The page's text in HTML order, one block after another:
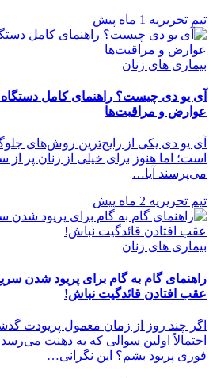
تیم تحریریه 1 ماه پیش
بیماری های زنان
عوارض و مراقبت‌ها
آی یو دی یکی از رایج‌ترین روش‌های
است؛ اما هنوز برای خیلی از زنان پر
می‌پرسند آیا…
تیم تحریریه 2 ماه پیش
بیماری های زنان
راهنمای گام به گام برای پریود شدن
عقب افتادن قائدگیت نباش!
اگر چند روز از زمان معمول پریودت
احتمالاً اولین سوالی که به ذهنت
فوری پریود بشم؟ این نگرانی…